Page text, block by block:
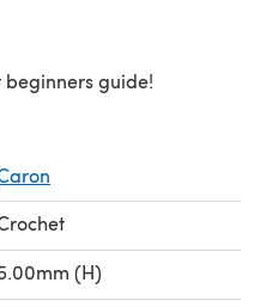
guide!
(H)